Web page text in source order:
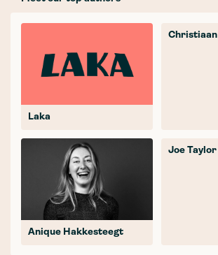
Laka
Christiaan
Anique Hakkesteegt
Joe Taylor